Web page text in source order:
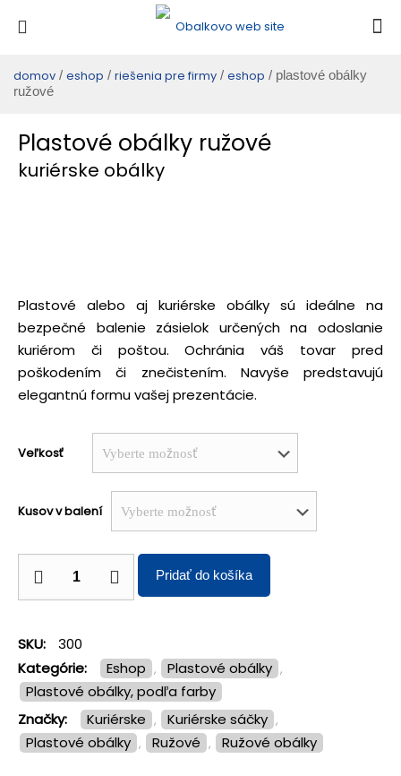
domov / eshop / riešenia pre firmy / eshop / plastové obálky
ružové
Plastové obálky ružové
kuriérske obálky
Plastové alebo aj kuriérske obálky sú ideálne na
bezpečné balenie zásielok určených na odoslanie
kuriérom či poštou. Ochránia váš tovar pred
poškodením či znečistením. Navyše predstavujú
elegantnú formu vašej prezentácie.
Veľkosť
Kusov v balení
Pridať do košíka
SKU:
300
Kategórie:
Eshop , Plastové obálky ,
Plastové obálky, podľa farby
Značky:
kuriérske , kuriérske sáčky ,
plastové obálky , ružové , ružové obálky